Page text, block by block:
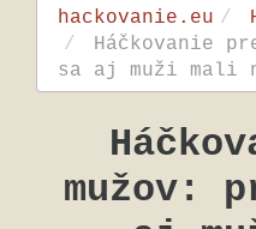
hackovanie.eu
Háčkovanie
sa aj muži mali
mužov: